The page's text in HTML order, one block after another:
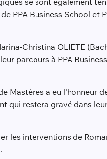
se sont également
PPA Business School et
Christina OLIETE
parcours à PPA
Mastères a eu l'honneur
qui restera gravé dans
les interventions de